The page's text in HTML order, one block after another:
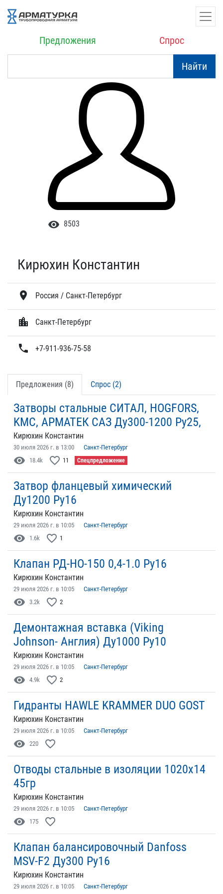
Предложения Спрос
Найти
visibility 8503
Кирюхин Константин
location_on Россия / Санкт-Петербург
location_city Санкт-Петербург
phone +7-911-936-75-58
Предложения (8) Спрос (2)
Затворы стальные СИТАЛ, HOGFORS,
KMC, АРМАТЕК САЗ Ду300-1200 Ру25,
Кирюхин Константин
30 июля 2026 г. в 13:00 Санкт-Петербург
visibility 18.4k favorite_border 11 Спецпредложение
Затвор фланцевый химический
Ду1200 Ру16
Кирюхин Константин
29 июля 2026 г. в 10:05 Санкт-Петербург
visibility 1.6k favorite_border 1
Клапан РД-НО-150 0,4-1.0 Ру16
Кирюхин Константин
29 июля 2026 г. в 10:05 Санкт-Петербург
visibility 3.2k favorite_border 2
Демонтажная вставка (Viking
Johnson- Англия) Ду1000 Ру10
Кирюхин Константин
29 июля 2026 г. в 10:05 Санкт-Петербург
visibility 4.9k favorite_border 2
Гидранты HAWLE KRAMMER DUO GOST
Кирюхин Константин
29 июля 2026 г. в 10:05 Санкт-Петербург
visibility 220 favorite_border
Отводы стальные в изоляции 1020х14
45гр
Кирюхин Константин
29 июля 2026 г. в 10:05 Санкт-Петербург
visibility 175 favorite_border
Клапан балансировочный Danfoss
MSV-F2 Ду300 Ру16
Кирюхин Константин
29 июля 2026 г. в 10:05 Санкт-Петербург